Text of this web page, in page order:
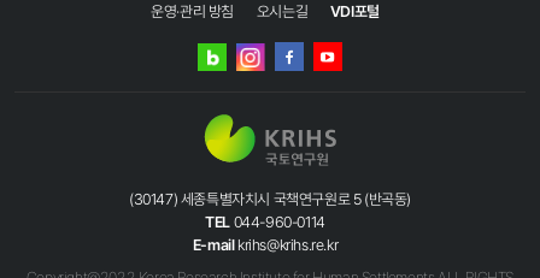
운영·관리 방침
오시는길 VDI포털
네이버
인스타그램
(30147) 세종특별자치시 국책연구원로 5 (반곡동)
TEL 044-960-0114
E-mail krihs@krihs.re.kr